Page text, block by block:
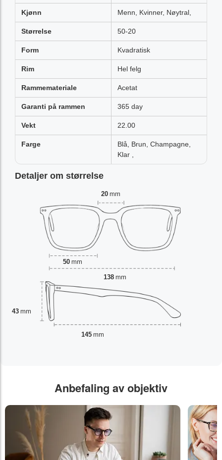
Kjønn Menn, Kvinner, Nøytral,
Størrelse 50-20
Form Kvadratisk
Rim Hel felg
Rammemateriale Acetat
Garanti på rammen 365 day
Vekt 22.00
Farge
Blå, Brun, Champagne,
Klar ,
Detaljer om størrelse
20 mm
50 mm
43 mm
138 mm
145 mm
Anbefaling av objektiv